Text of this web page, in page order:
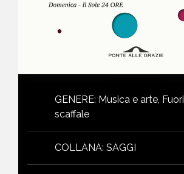
GENERE: Musica e arte, Fuori
scaffale
COLLANA: SAGGI